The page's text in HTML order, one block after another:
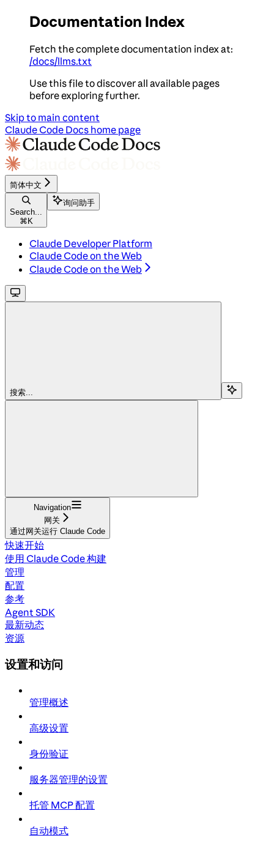
Documentation Index
Fetch the complete documentation index at:
/docs/llms.txt
Use this file to discover all available pages
before exploring further.
Skip to main content
Claude Code Docs home page
简体中文
Search...
⌘ K
询问助手
Claude Developer Platform
Claude Code on the Web
Claude Code on the Web
搜索...
Navigation
网关
通过网关运行 Claude Code
快速开始
使用 Claude Code 构建
管理
配置
参考
Agent SDK
最新动态
资源
设置和访问
管理概述
高级设置
身份验证
服务器管理的设置
托管 MCP 配置
自动模式